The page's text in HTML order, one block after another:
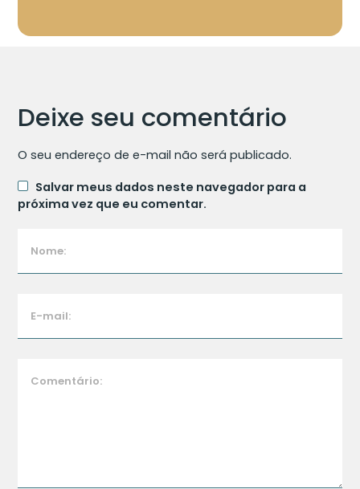
Deixe seu comentário
O seu endereço de e-mail não será publicado.
Salvar meus dados neste navegador para a
próxima vez que eu comentar.